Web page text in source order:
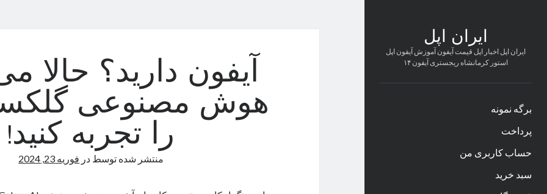
ایران اپل
ایران اپل اخبار اپل قیمت آیفون آموزش آیفون اپل
استور کرمانشاه ریجستری آیفون ۱۴
برگه نمونه
پرداخت
حساب کاربری من
سبد خرید
آیفون دارید؟ حالا
را تجربه کنید!
منتشر شده توسط در فوریه 23, 2024